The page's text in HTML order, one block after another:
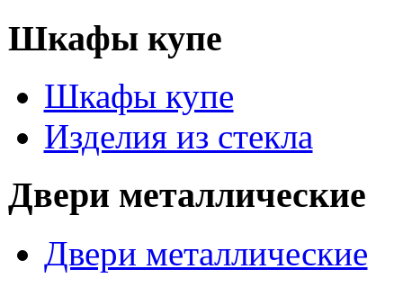
Шкафы купе
Шкафы купе
Изделия из стекла
Двери металлические
Двери металлические